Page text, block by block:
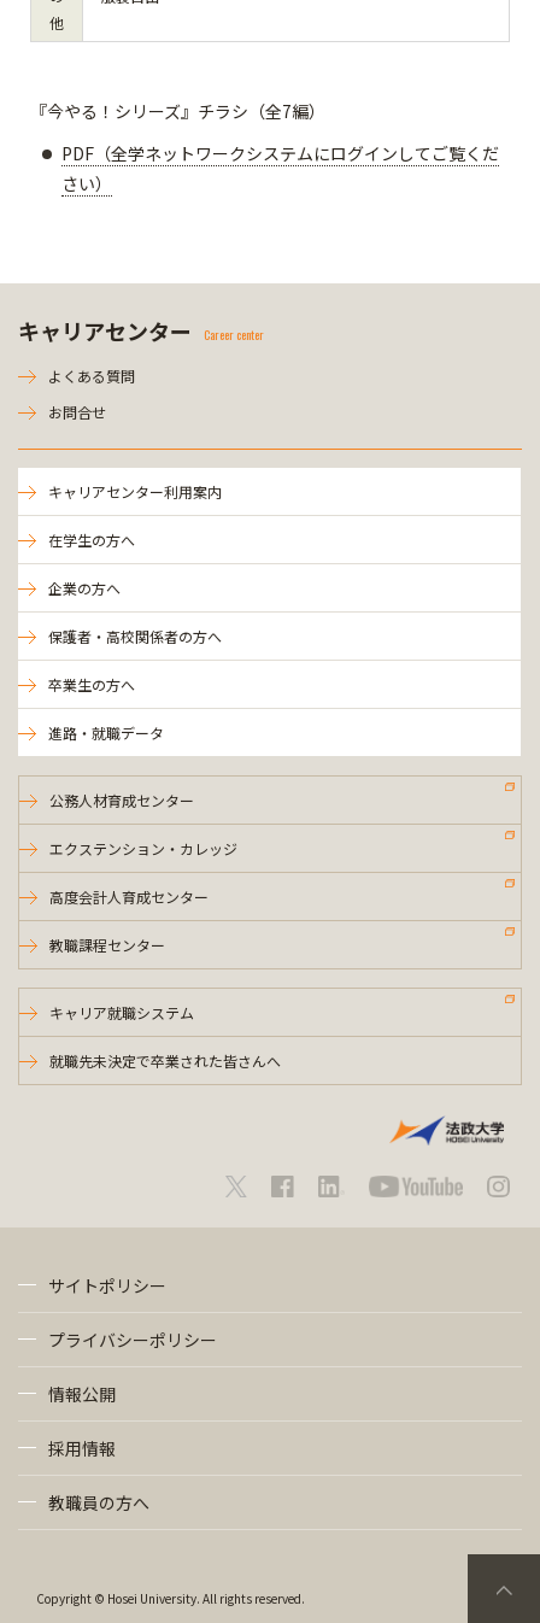
他
『今やる！シリーズ』チラシ（全7編）
PDF（全学ネットワークシステムにログインしてご覧くだ
さい）
キャリアセンター Career center
よくある質問
お問合せ
キャリアセンター利用案内
在学生の方へ
企業の方へ
保護者・高校関係者の方へ
卒業生の方へ
進路・就職データ
公務人材育成センター
エクステンション・カレッジ
高度会計人育成センター
教職課程センター
キャリア就職システム
就職先未決定で卒業された皆さんへ
サイトポリシー
プライバシーポリシー
情報公開
採用情報
教職員の方へ
Copyright © Hosei University. All rights reserved.